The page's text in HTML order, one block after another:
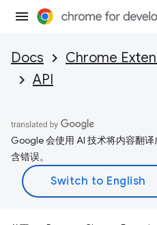
Docs Chrome
API
Google 会使用 AI 技术将内容翻
含错误。